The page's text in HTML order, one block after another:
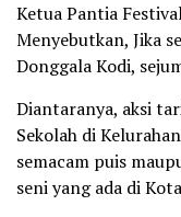
Ketua Pantia
Menyebutkan, Jika
Donggala Kodi,
Diantaranya, aksi
Sekolah di
semacam puis
seni yang ada di